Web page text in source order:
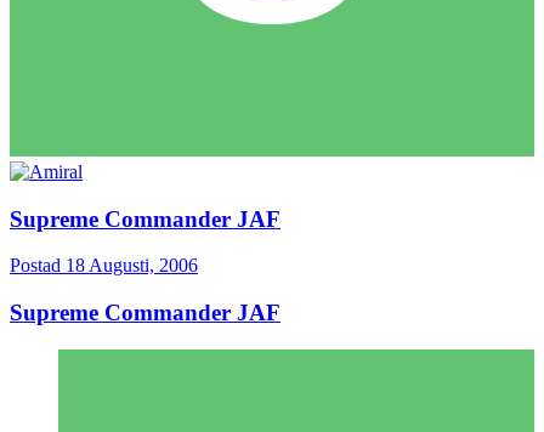
Supreme Commander JAF
Postad 18 Augusti, 2006
Supreme Commander JAF